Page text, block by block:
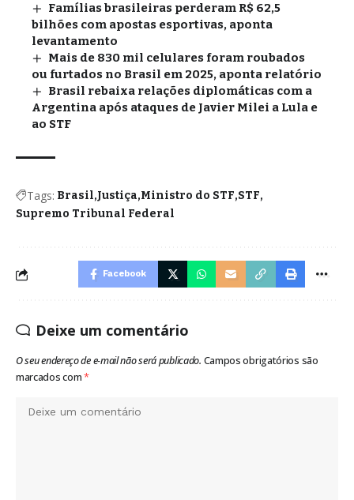
Famílias brasileiras perderam R$ 62,5
bilhões com apostas esportivas, aponta
levantamento
Mais de 830 mil celulares foram roubados
ou furtados no Brasil em 2025, aponta relatório
Brasil rebaixa relações diplomáticas com a
Argentina após ataques de Javier Milei a Lula e
ao STF
Tags: Brasil Justiça Ministro do STF STF
Supremo Tribunal Federal
Facebook
Deixe um comentário
O seu endereço de e-mail não será publicado. Campos obrigatórios são
marcados com*